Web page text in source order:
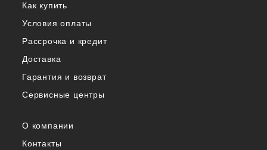
Как купить
Условия оплаты
Рассрочка и кредит
Доставка
Гарантия и возврат
Сервисные центры
О компании
Контакты